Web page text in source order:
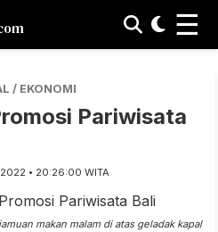
☰
/ EKONOMI
Pariwisata
• 20:26:00 WITA
makan malam di atas geladak kapal